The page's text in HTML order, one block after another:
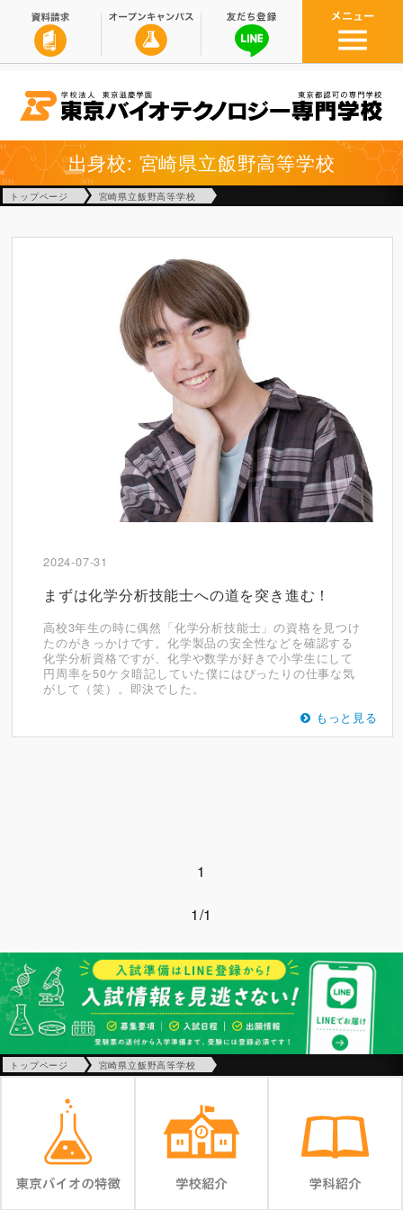
出身校: 宮崎県立飯野高等学校
トップページ 宮崎県立飯野高等学校
2024-07-31
まずは化学分析技能士への道を突き進む！
高校3年生の時に偶然「化学分析技能士」の資格を見つけ
たのがきっかけです。化学製品の安全性などを確認する
化学分析資格ですが、化学や数学が好きで小学生にして
円周率を50ケタ暗記していた僕にはぴったりの仕事な気
がして（笑）。即決でした。
もっと見る
1
1/1
トップページ 宮崎県立飯野高等学校